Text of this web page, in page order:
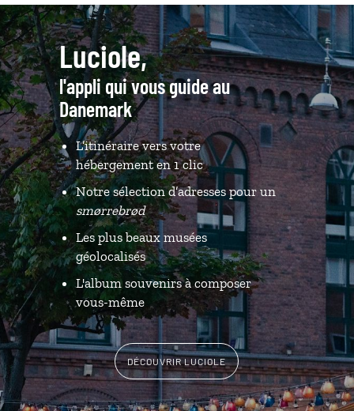
Luciole,
l'appli qui vous guide au
Danemark
L’itinéraire vers votre
hébergement en 1 clic
Notre sélection d’adresses pour un
smørrebrød
Les plus beaux musées
géolocalisés
L'album souvenirs à composer
vous-même
DÉCOUVRIR LUCIOLE